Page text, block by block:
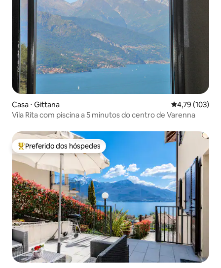
Casa ⋅ Gittana 4,79 de uma
4,79 (103)
Vila Rita com piscina a 5 minutos do centro de Varenna
Entre os melhores preferidos dos hóspedes
Preferido dos hóspedes